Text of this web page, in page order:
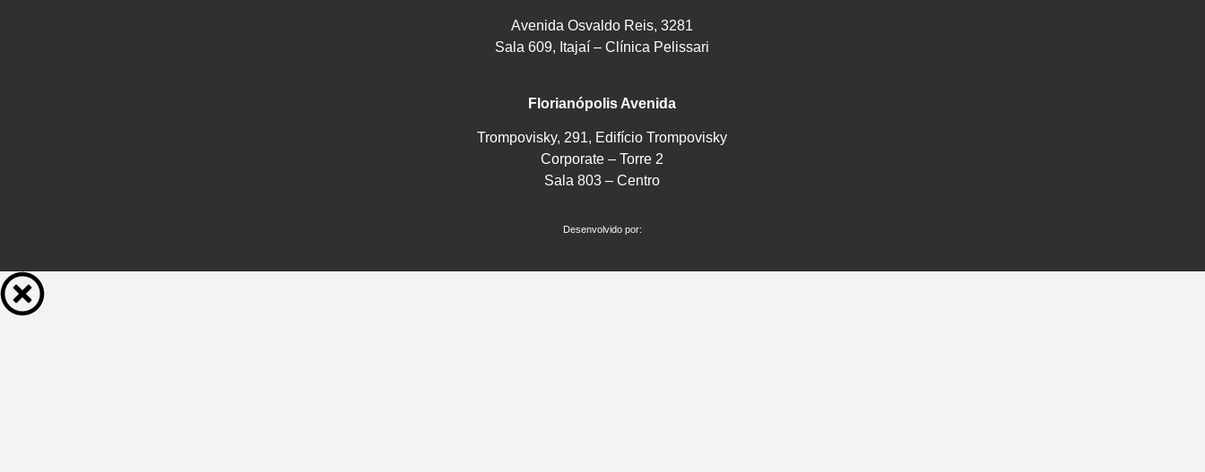
Avenida Osvaldo Reis, 3281
Sala 609, Itajaí – Clínica Pelissari
Florianópolis Avenida
Trompovisky, 291, Edifício Trompovisky
Corporate – Torre 2
Sala 803 – Centro
Desenvolvido por: